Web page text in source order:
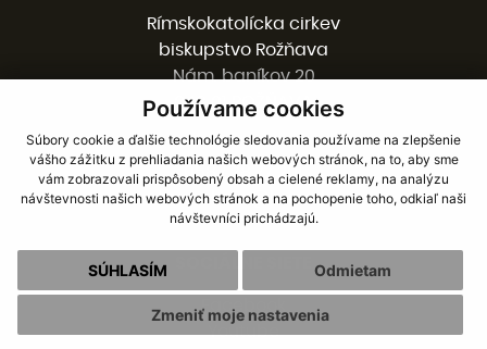
Používame cookies
Súbory cookie a ďalšie technológie sledovania používame na zlepšenie
vášho zážitku z prehliadania našich webových stránok, na to, aby sme
vám zobrazovali prispôsobený obsah a cielené reklamy, na analýzu
návštevnosti našich webových stránok a na pochopenie toho, odkiaľ naši
návštevníci prichádzajú.
SÚHLASÍM Odmietam
Zmeniť moje nastavenia
Rímskokatolícka cirkev
biskupstvo Rožňava
Nám. baníkov 20
048 01 ROŽŇAVA
058 / 78 77 201
kancelaria@burv.sk
Facebook
Youtube